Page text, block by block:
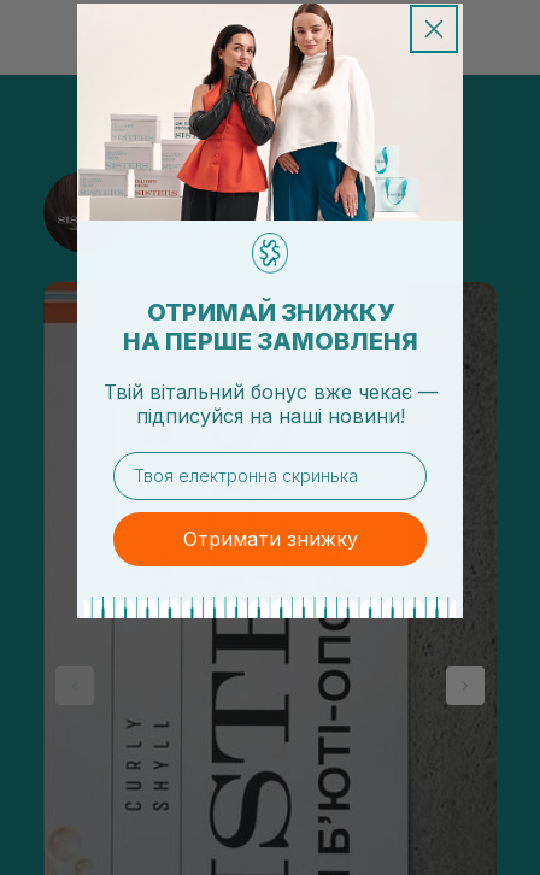
@sisters_stelmakh в Instagram
ОТРИМАЙ ЗНИЖКУ
НА ПЕРШЕ ЗАМОВЛЕНЯ
Твій вітальний бонус вже чекає —
підписуйся на наші новини!
email
Отримати знижку